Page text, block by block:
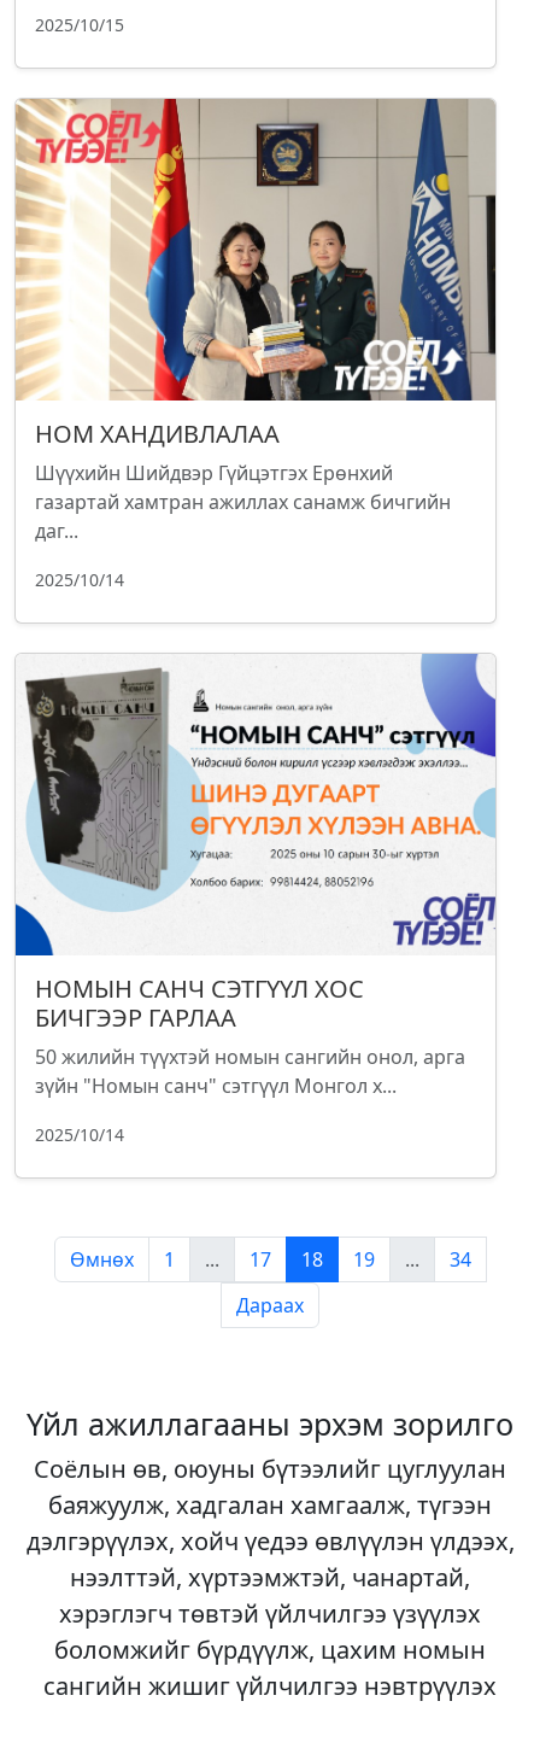
2025/10/15
НОМ ХАНДИВЛАЛАА
Шүүхийн Шийдвэр Гүйцэтгэх Ерөнхий
газартай хамтран ажиллах санамж бичгийн
даг...
2025/10/14
НОМЫН САНЧ СЭТГҮҮЛ ХОС
БИЧГЭЭР ГАРЛАА
50 жилийн түүхтэй номын сангийн онол, арга
зүйн "Номын санч" сэтгүүл Монгол х...
2025/10/14
Өмнөх 1 ... 17 18 19 ...
34
Дараах
Үйл ажиллагааны эрхэм зорилго
Соёлын өв, оюуны бүтээлийг цуглуулан
баяжуулж, хадгалан хамгаалж, түгээн
дэлгэрүүлэх, хойч үедээ өвлүүлэн үлдээх,
нээлттэй, хүртээмжтэй, чанартай,
хэрэглэгч төвтэй үйлчилгээ үзүүлэх
боломжийг бүрдүүлж, цахим номын
сангийн жишиг үйлчилгээ нэвтрүүлэх